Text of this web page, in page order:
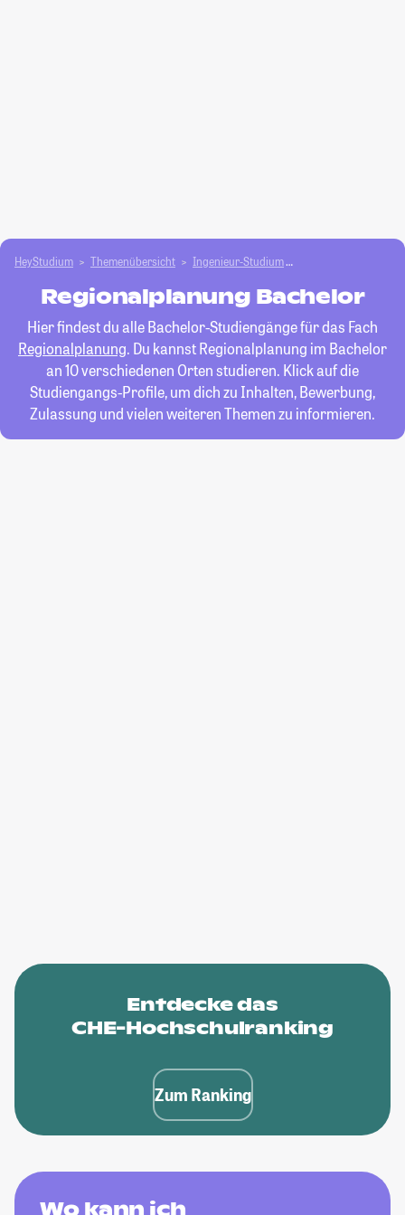
HeyStudium Themenübersicht Ingenieur-Studium
Regionalplanung Bachelor
Hier findest du alle Bachelor-Studiengänge für das Fach
Regionalplanung. Du kannst Regionalplanung im Bachelor
an 10 verschiedenen Orten studieren. Klick auf die
Studiengangs-Profile, um dich zu Inhalten, Bewerbung,
Zulassung und vielen weiteren Themen zu informieren.
Entdecke das
CHE-Hochschulranking
Zum Ranking
Wo kann ich